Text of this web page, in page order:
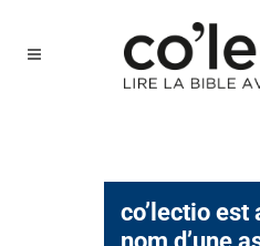
co’lectio est